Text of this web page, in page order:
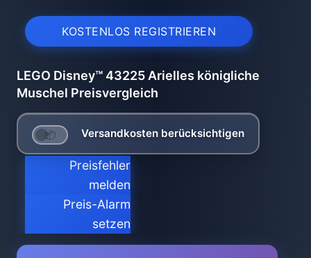
KOSTENLOS REGISTRIEREN
LEGO Disney™ 43225 Arielles königliche
Muschel Preisvergleich
Versandkosten berücksichtigen
Preisfehler
melden
Preis-Alarm
setzen